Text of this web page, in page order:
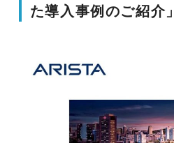
た導入事例のご紹介」